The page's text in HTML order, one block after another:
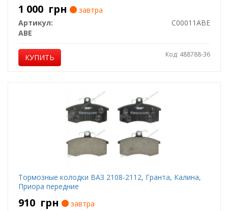
1 000 грн
завтра
Артикул:
C00011ABE
ABE
КУПИТЬ Код: 488788-36
Тормозные колодки ВАЗ 2108-2112, Гранта, Калина,
Приора передние
910 грн
завтра